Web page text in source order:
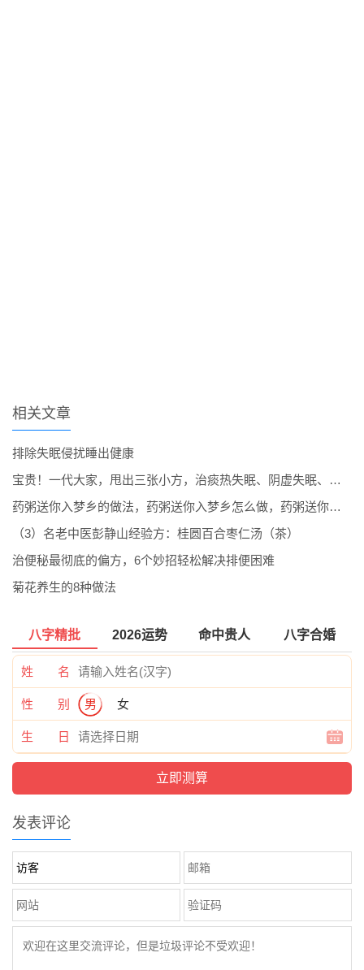
相关文章
排除失眠侵扰睡出健康
宝贵！一代大家，甩出三张小方，治痰热失眠、阴虚失眠、心火失眠
药粥送你入梦乡的做法，药粥送你入梦乡怎么做，药粥送你入梦乡怎么煮
（3）名老中医彭静山经验方：桂圆百合枣仁汤（茶）
治便秘最彻底的偏方，6个妙招轻松解决排便困难
菊花养生的8种做法
八字精批 2026运势 命中贵人 八字合婚
姓 名
性 别 男 女
生 日
发表评论